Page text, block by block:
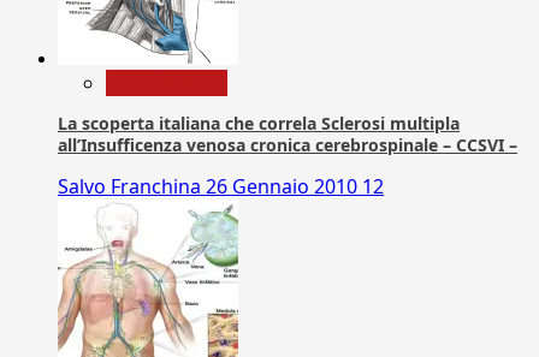
La scoperta italiana che correla Sclerosi multipla
all’Insufficenza venosa cronica cerebrospinale – CCSVI –
Salvo Franchina 26 Gennaio 2010 12